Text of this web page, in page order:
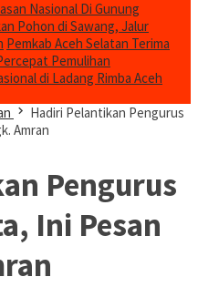
Nasional Di Gunung
Pohon di Sawang, Jalur
Pemkab Aceh Selatan Terima
Pemulihan
di Ladang Rimba Aceh
Hadiri Pelantikan Pengurus
Amran
Pengurus
Ini Pesan